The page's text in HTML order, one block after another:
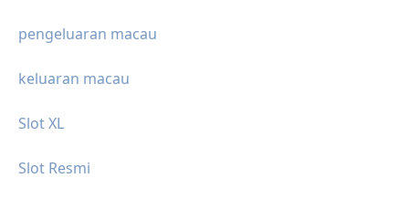
pengeluaran macau
keluaran macau
Slot XL
Slot Resmi